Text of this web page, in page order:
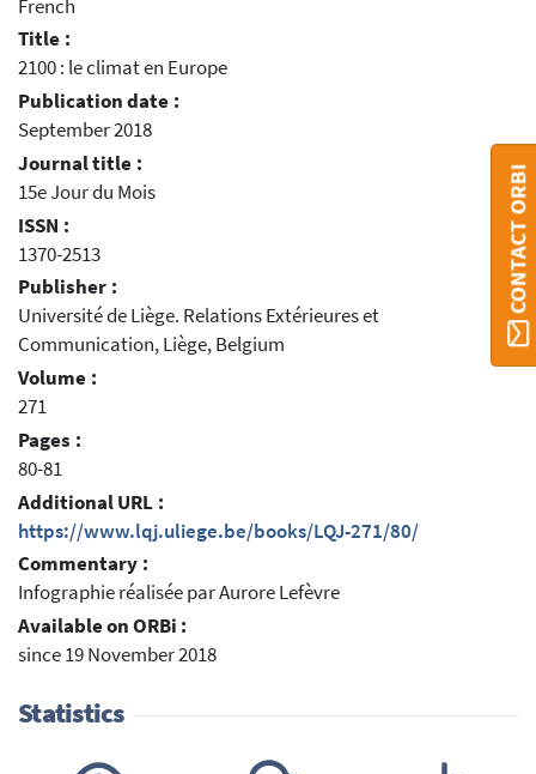
French
Title :
2100 : le climat en Europe
Publication date :
September 2018
Journal title :
15e Jour du Mois
ISSN :
1370-2513
Publisher :
Université de Liège. Relations Extérieures et
Communication, Liège, Belgium
Volume :
271
Pages :
80-81
Additional URL :
https://www.lqj.uliege.be/books/LQJ-271/80/
Commentary :
Infographie réalisée par Aurore Lefèvre
Available on ORBi :
since 19 November 2018
Statistics
CONTACT ORBI